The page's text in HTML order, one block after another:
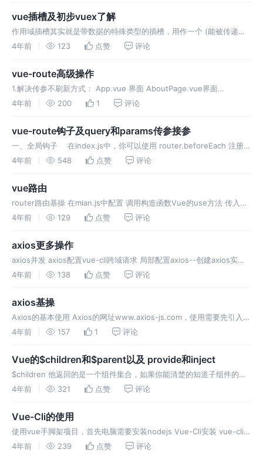
vue插槽及初步vuex了解
作用域插槽其实就是带数据的特殊类型的插槽，用作一个 (能被传递数
据的) 可重用模板，来代替已经渲染好的元素。当一个组件需要重复使
4年前 123 点赞 评论
vue-route高级操作
1.解决传参不刷新方式： App.vue 界面 AboutPage.vue界面
VipPage.vue界面： 2.刷新跳转替换： 3.钩子函数案例： App.vue界
4年前 200 1 评论
vue-route钩子及query和params传参接参
一、全局钩子 在index.js中，你可以使用 router.beforeEach 注册一
个全局的 before 钩子： to: 即将要进入的目标 from: 当前导航正要离
4年前 548 点赞 评论
vue路由
router路由基操 在mian.js中配置 调用构造函数Vue的use方法 传入
VueRouter构造函数 作用是：把VueRouter当作一个插件 全局插入到
4年前 129 点赞 评论
axios更多操作
axios并发 axios配置vue-cli跨域请求 局部配置axios--创建axios实例
全局配置axios 在父组件全局配置axios，子组件也可以使用 axios的请
4年前 138 点赞 评论
axios基操
Axios的基本使用 Axios的网址www.axios-js.com，使用需要先引入
axios Axios是一个专注于网络请求的库！ 使用方式 }) 结合async
4年前 157 1 评论
Vue的$children和$parent以及 provide和inject
$children 他返回的是一个组件集合，如果你能清楚的知道子组件的顺
序，你也可以使用下标来操作； $parent 子元素为父元素传值 provide
4年前 321 点赞 评论
Vue-Cli的使用
使用vue手脚架项目，首先电脑需要安装nodejs Vue-Cli安装 vue-cli中
文官网https://cli.vuejs.org/zh/ 打开电脑的终端控制台 npm install -
4年前 239 点赞 评论